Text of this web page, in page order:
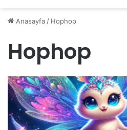
Anasayfa / Hophop
Hophop